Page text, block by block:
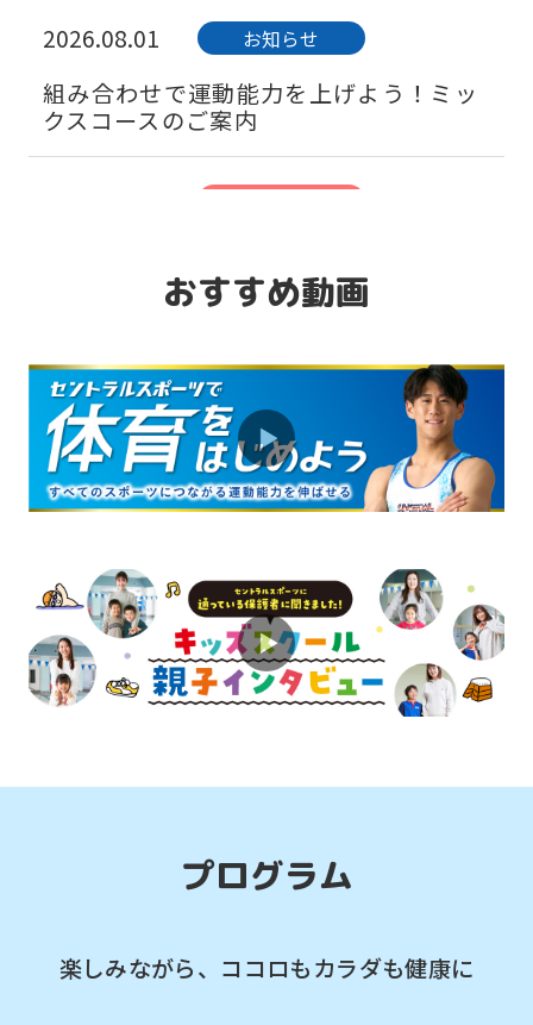
2026.08.01 お知らせ
組み合わせで運動能力を上げよう！ミッ
クスコースのご案内
スイミング体験会実施中♪
2026.08.01 お知らせ
プラスワンで楽しさアップ！ミックスコ
ースが人気です♪
運動系の習い事はいつが始め時？
2026.08.01 お知らせ
当クラブはマタニティスイミングコース
おすすめ動画
プログラム
楽しみながら、ココロもカラダも健康に